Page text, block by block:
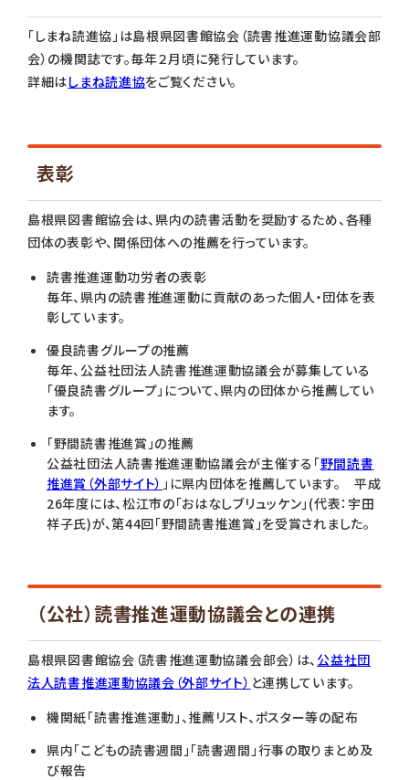
「しまね読進協」は島根県図書館協会（読書推進運動協議会部
会）の機関誌です。毎年２月頃に発行しています。
詳細はしまね読進協をご覧ください。
表彰
島根県図書館協会は、県内の読書活動を奨励するため、各種
団体の表彰や、関係団体への推薦を行っています。
読書推進運動功労者の表彰
毎年、県内の読書推進運動に貢献のあった個人・団体を表
彰しています。
優良読書グループの推薦
毎年、公益社団法人読書推進運動協議会が募集している
「優良読書グループ」について、県内の団体から推薦してい
ます。
「野間読書推進賞」の推薦
公益社団法人読書推進運動協議会が主催する「野間読書
推進賞（外部サイト） 」に県内団体を推薦しています。 平成
26年度には、松江市の「おはなしブリュッケン」(代表：宇田
祥子氏)が、第44回「野間読書推進賞」を受賞されました。
（公社）読書推進運動協議会との連携
島根県図書館協会（読書推進運動協議会部会）は、公益社団
法人読書推進運動協議会（外部サイト） と連携しています。
機関紙「読書推進運動」、推薦リスト、ポスター等の配布
県内「こどもの読書週間」「読書週間」行事の取りまとめ及
び報告